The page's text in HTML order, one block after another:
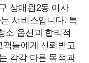
상대원2동 이사
서비스입니다. 특
소 옵션과 합리적
들에게 신뢰받고
각각 다른 목적과